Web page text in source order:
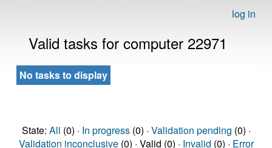
log in
Valid tasks for computer 22971
No tasks to display
State: All (0) · In progress(0) · Validation pending (0) ·
Validation inconclusive(0) · Valid (0) · Invalid (0) · Error